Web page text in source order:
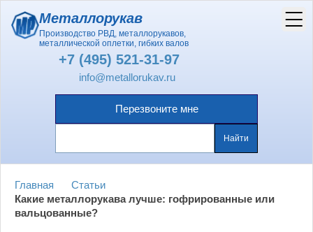
Металлорукав
Производство РВД, металлорукавов,
металлической оплетки, гибких валов
+7 (495) 521-31-97
info@metallorukav.ru
Перезвоните мне
Главная
Статьи
Какие металлорукава лучше: гофрированные или
вальцованные?